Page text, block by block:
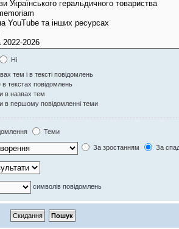
Ні
тем і в тексті повідомлень
текстах повідомлень
в назвах тем
в першому повідомленні теми
Теми
За зростанням За
символів повідомлень